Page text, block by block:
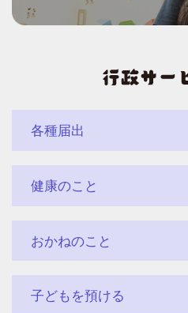
各種届出
健康のこと
おかねのこと
子どもを預ける